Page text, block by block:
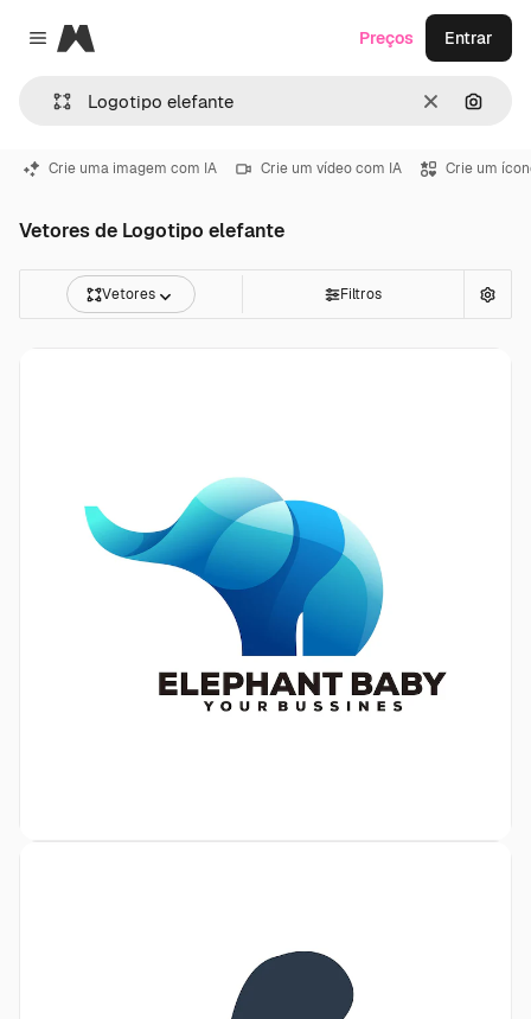
Close menu
Magnific
Limpar
Preços Entrar
Crie uma imagem com IA Crie um vídeo com IA Crie um
Vetores de Logotipo elefante
Vetores Filtros